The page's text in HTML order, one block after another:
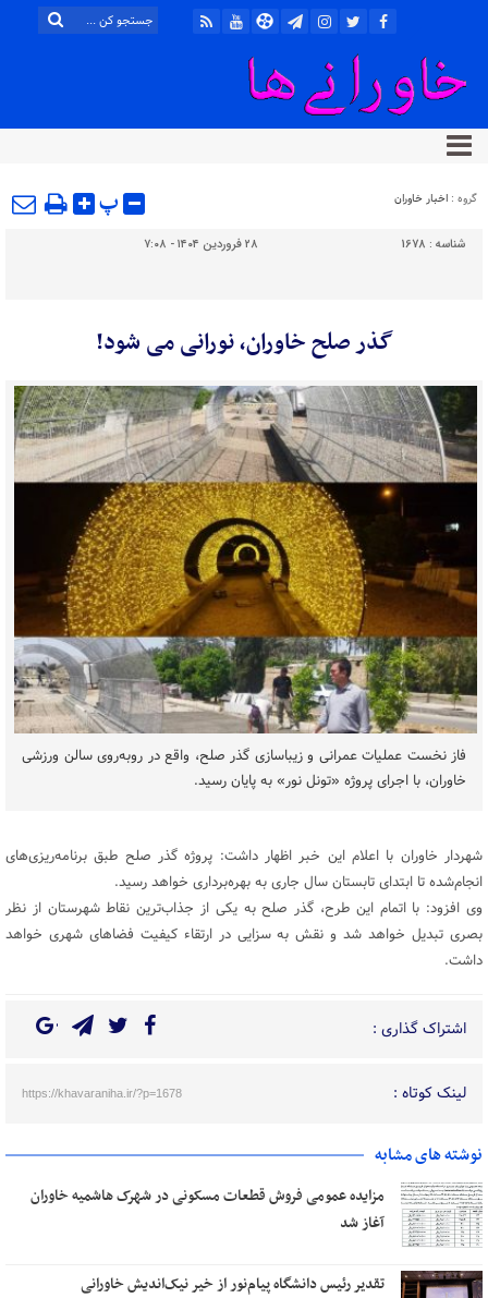
گروه : اخبار خاوران پ
شناسه : 1678 ۲۸ فروردین ۱۴۰۴ - ۷:۰۸
گذر صلح خاوران، نورانی می شود!
فاز نخست عملیات عمرانی و زیباسازی گذر صلح، واقع در روبه‌روی سالن ورزشی
خاوران، با اجرای پروژه «تونل نور» به پایان رسید.
شهردار خاوران با اعلام این خبر اظهار داشت: پروژه گذر صلح طبق برنامه‌ریزی‌های
انجام‌شده تا ابتدای تابستان سال جاری به بهره‌برداری خواهد رسید.
وی افزود: با اتمام این طرح، گذر صلح به یکی از جذاب‌ترین نقاط شهرستان از نظر
بصری تبدیل خواهد شد و نقش به سزایی در ارتقاء کیفیت فضاهای شهری خواهد
داشت.
اشتراک گذاری :
لینک کوتاه : https://khavaraniha.ir/?p=1678
نوشته های مشابه
مزایده عمومی فروش قطعات مسکونی در شهرک هاشمیه خاوران
آغاز شد
تقدیر رئیس دانشگاه پیام‌نور از خیر نیک‌اندیش خاورانی